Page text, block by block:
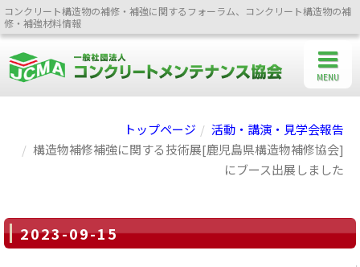
コンクリート構造物の補修・補強に関するフォーラム、コンクリート構造物の補
修・補強材料情報
トップページ
活動・講演・見学会報告
構造物補修補強に関する技術展[鹿児島県構造物補修協会]
にブース出展しました
2023-09-15
MENU